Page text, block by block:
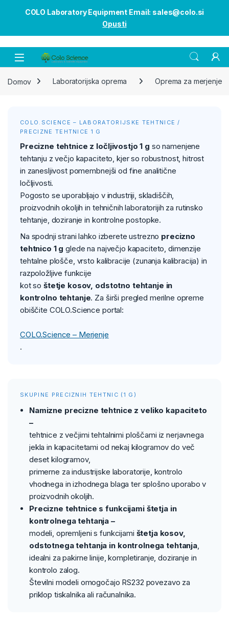
COLO Laboratory Equipment Email: sales@colo.si
Opusti
Open
Domov Laboratorijska oprema Oprema za merjenje
COLO.SCIENCE – LABORATORIJSKE TEHTNICE /
PRECIZNE TEHTNICE 1 G
Precizne tehtnice z ločljivostjo 1 g so namenjene
tehtanju z večjo kapaciteto, kjer so robustnost, hitrost
in zanesljivost pomembnejši od fine analitične
ločljivosti.
Pogosto se uporabljajo v industriji, skladiščih,
proizvodnih okoljih in tehničnih laboratorijih za rutinsko
tehtanje, doziranje in kontrolne postopke.
Na spodnji strani lahko izberete ustrezno precizno
tehtnico 1 g glede na največjo kapaciteto, dimenzije
tehtalne plošče, vrsto kalibracije (zunanja kalibracija) in
razpoložljive funkcije
kot soštetje kosov, odstotno tehtanje in
kontrolno tehtanje. Za širši pregled merilne opreme
obiščite COLO.Science portal:
COLO.Science – Merjenje
.
SKUPINE PRECIZNIH TEHTNIC (1 G)
Namizne precizne tehtnice z veliko kapaciteto
–
tehtnice z večjimi tehtalnimi ploščami iz nerjavnega
jekla in kapacitetami od nekaj kilogramov do več
deset kilogramov,
primerne za industrijske laboratorije, kontrolo
vhodnega in izhodnega blaga ter splošno uporabo v
proizvodnih okoljih.
Precizne tehtnice s funkcijami štetja in
kontrolnega tehtanja –
modeli, opremljeni s funkcijami štetja kosov,
odstotnega tehtanja in kontrolnega tehtanja,
idealni za pakirne linije, kompletiranje, doziranje in
kontrolo zalog.
Številni modeli omogočajo RS232 povezavo za
priklop tiskalnika ali računalnika.